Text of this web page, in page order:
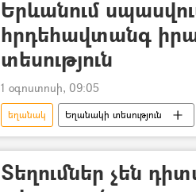
Երևանում
հրդեհավտանգ
տեսություն
1 օգոստոսի, 09:05
եղանակ Եղանակի տեսություն
«Էլեկտրիկ Երևան»
Երևան
Տեղումներ չեն